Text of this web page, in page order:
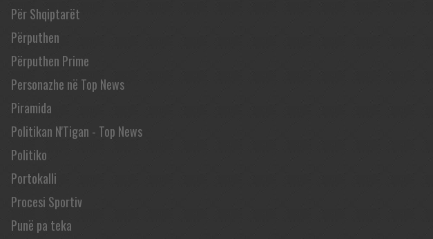
Për Shqiptarët
Përputhen
Përputhen Prime
Personazhe në Top News
Piramida
Politikan N'Tigan - Top News
Politiko
Portokalli
Procesi Sportiv
Punë pa teka